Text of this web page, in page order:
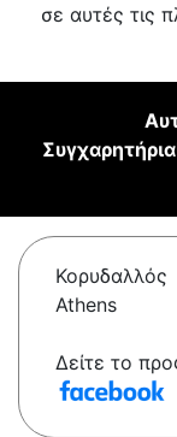
σε αυτές τις
Κορυδαλλός
Athens
Δείτε το